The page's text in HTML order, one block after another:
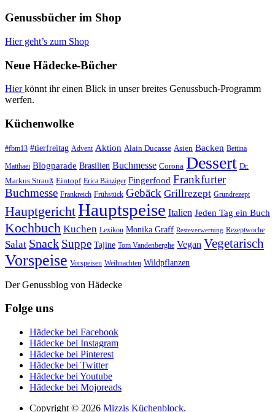
Genussbücher im Shop
Hier geht’s zum Shop
Neue Hädecke-Bücher
Hierkönnt ihr einen Blick in unser breites Genussbuch-Programm
werfen.
Küchenwolke
#fbm13 #tierfreitag Advent Aktion Alain Ducasse Asien Backen Bettina
Matthaei Blogparade Brasilien Buchmesse Corona Dessert Dr.
Markus Strauß Eintopf Erica Bänziger Fingerfood Frankfurter
Buchmesse Frankreich Frühstück Gebäck Grillrezept Grundrezept
HauptgerichtHauptspeise Italien Jeden Tag ein Buch
Kochbuch Kuchen Lexikon Monika Graff Resteverwertung Rezeptwoche
Salat Snack Suppe Tajine Tom Vandenberghe Vegan Vegetarisch
Vorspeise Vorspeisen Weihnachten Wildpflanzen
Der Genussblog von Hädecke
Folge uns
Hädecke bei Facebook
Hädecke bei Instagram
Hädecke bei Pinterest
Hädecke bei Twitter
Hädecke bei Youtube
Hädecke bei Mojoreads
Copyright © 2026 Mizzis Küchenblock.